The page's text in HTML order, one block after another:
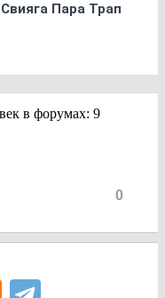
Пара Трап
0